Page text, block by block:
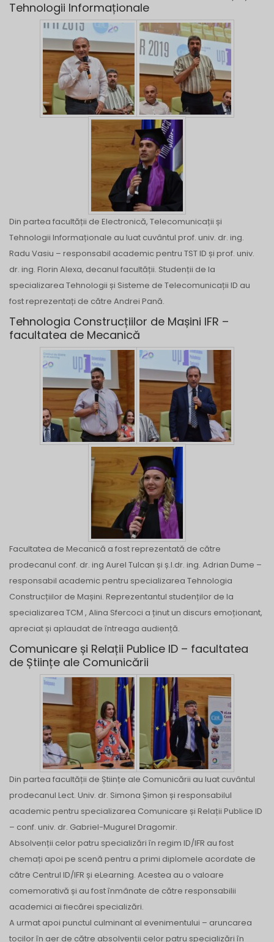
Tehnologii Informaționale
Din partea facultății de Electronică, Telecomunicații și
Tehnologii Informaționale au luat cuvântul prof. univ. dr. ing.
Radu Vasiu – responsabil academic pentru TST ID și prof. univ.
dr. ing. Florin Alexa, decanul facultății. Studenții de la
specializarea Tehnologii și Sisteme de Telecomunicații ID au
fost reprezentați de către Andrei Pană.
Tehnologia Construcțiilor de Mașini IFR –
facultatea de Mecanică
Facultatea de Mecanică a fost reprezentată de către
prodecanul conf. dr. ing Aurel Tulcan și ș.l.dr. ing. Adrian Dume –
responsabil academic pentru specializarea Tehnologia
Construcțiilor de Mașini. Reprezentantul studenților de la
specializarea TCM , Alina Sfercoci a ținut un discurs emoționant,
apreciat și aplaudat de întreaga audiență.
Comunicare și Relații Publice ID – facultatea
de Științe ale Comunicării
Din partea facultății de Științe ale Comunicării au luat cuvântul
prodecanul Lect. Univ. dr. Simona Șimon și responsabilul
academic pentru specializarea Comunicare și Relații Publice ID
– conf. univ. dr. Gabriel-Mugurel Dragomir.
Absolvenții celor patru specializări în regim ID/IFR au fost
chemați apoi pe scenă pentru a primi diplomele acordate de
către Centrul ID/IFR și eLearning. Acestea au o valoare
comemorativă și au fost înmânate de către responsabilii
academici ai fiecărei specializări.
A urmat apoi punctul culminant al evenimentului – aruncarea
tocilor în aer de către absolvenții celor patru specializări în